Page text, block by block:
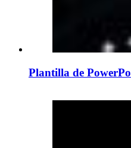
Plantilla de